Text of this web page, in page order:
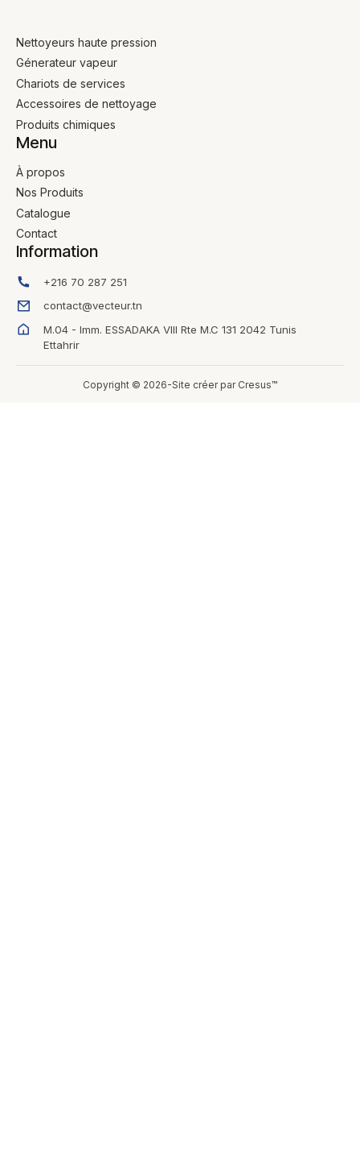
Nettoyeurs haute pression
Génerateur vapeur
Chariots de services
Accessoires de nettoyage
Produits chimiques
Menu
À propos
Nos Produits
Catalogue
Contact
Information
+216 70 287 251
contact@vecteur.tn
M.04 - Imm. ESSADAKA VIII Rte M.C 131 2042 Tunis
Ettahrir
Copyright © 2026-Site créer par Cresus™